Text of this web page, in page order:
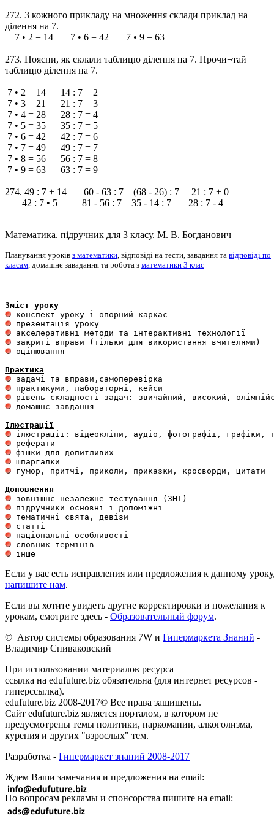
272. З кожного прикладу на множення склади приклад на
ділення на 7.
7 • 2 = 14 7 • 6 = 42 7 • 9 = 63
273. Поясни, як склали таблицю ділення на 7. Прочи¬тай
таблицю ділення на 7.
7 • 2 = 14 14 : 7 = 2
7 • 3 = 21 21 : 7 = 3
7 • 4 = 28 28 : 7 = 4
7 • 5 = 35 35 : 7 = 5
7 • 6 = 42 42 : 7 = 6
7 • 7 = 49 49 : 7 = 7
7 • 8 = 56 56 : 7 = 8
7 • 9 = 63 63 : 7 = 9
274. 49 : 7 + 14 60 - 63 : 7 (68 - 26) : 7 21 : 7 + 0
42 : 7 • 5 81 - 56 : 7 35 - 14 : 7 28 : 7 - 4
Математика. підручник для 3 класу. М. В. Богданович
Планування уроків з математики , відповіді на тести, завдання та відповіді по
класам , домашнє завадання та робота з математики 3 клас
Зміст уроку
оцінювання
Практика
домашнє завдання
Ілюстрації
гумор, притчі, приколи, приказки, кросворди, цитати
Доповнення
Если у вас есть исправления или предложения к данному
напишите нам.
Если вы хотите увидеть другие корректировки и пожелания к
урокам, смотрите здесь - Образовательный форум.
© Автор системы образования 7W и Гипермаркета Знаний -
Владимир Спиваковский
При использовании материалов ресурса
ссылка на edufuture.biz обязательна (для интернет ресурсов -
гиперссылка).
edufuture.biz 2008-2017© Все права защищены.
Сайт edufuture.biz является порталом, в котором не
предусмотрены темы политики, наркомании, алкоголизма,
курения и других "взрослых" тем.
Разработка - Гипермаркет знаний 2008-2017
Ждем Ваши замечания и предложения на email:
По вопросам рекламы и спонсорства пишите на email: